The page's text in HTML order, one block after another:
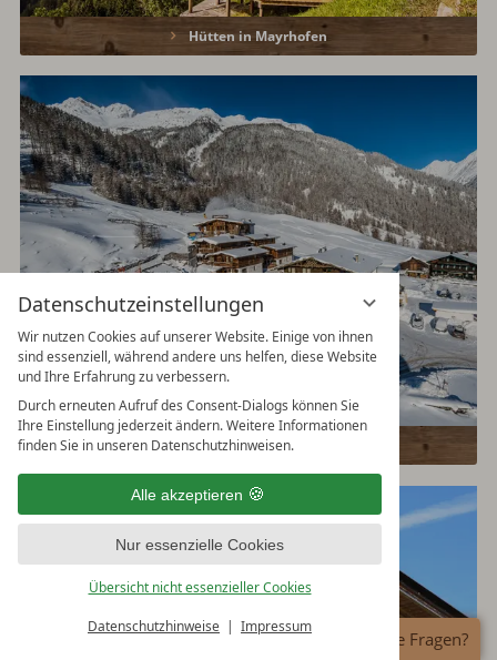
Datenschutzeinstellungen
Wir nutzen Cookies auf unserer Website. Einige von ihnen
sind essenziell, während andere uns helfen, diese Website
und Ihre Erfahrung zu verbessern.
Durch erneuten Aufruf des Consent-Dialogs können Sie
Ihre Einstellung jederzeit ändern. Weitere Informationen
finden Sie in unseren Datenschutzhinweisen.
Alle akzeptieren
Nur essenzielle Cookies
Übersicht nicht essenzieller Cookies
Datenschutzhinweise Impressum
Hütten in Mayrhofen
Hütten in Sölden (Ötztal)
Haben Sie Fragen?